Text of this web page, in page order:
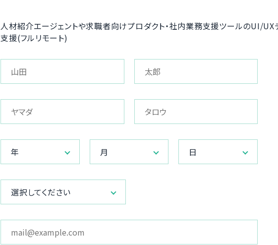
人材紹介エージェントや求職者向けプロダクト・社内業務支援ツールのUI/UX
支援(フルリモート)
年 月 日
選択してください